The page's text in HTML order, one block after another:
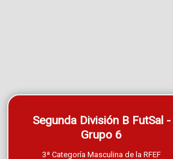
Segunda División B FutSal -
Grupo 6
3ª Categoría Masculina de la RFEF